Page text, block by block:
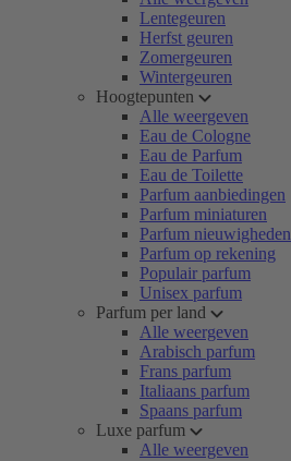
Lentegeuren
Herfst geuren
Zomergeuren
Wintergeuren
Hoogtepunten
Alle weergeven
Eau de Cologne
Eau de Parfum
Eau de Toilette
Parfum aanbiedingen
Parfum miniaturen
Parfum nieuwigheden
Parfum op rekening
Populair parfum
Unisex parfum
Parfum per land
Alle weergeven
Arabisch parfum
Frans parfum
Italiaans parfum
Spaans parfum
Luxe parfum
Alle weergeven